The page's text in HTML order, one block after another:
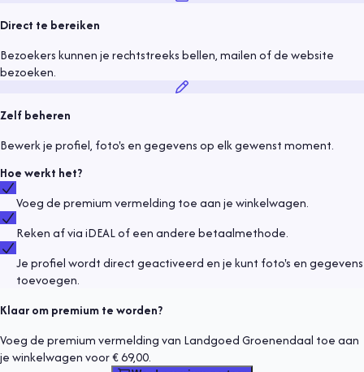
Direct te bereiken
Bezoekers kunnen je rechtstreeks bellen, mailen of de website
bezoeken.
Zelf beheren
Bewerk je profiel, foto's en gegevens op elk gewenst moment.
Hoe werkt het?
Voeg de premium vermelding toe aan je winkelwagen.
Reken af via iDEAL of een andere betaalmethode.
Je profiel wordt direct geactiveerd en je kunt foto's en gegevens
toevoegen.
Klaar om premium te worden?
Voeg de premium vermelding van Landgoed Groenendaal toe aan
je winkelwagen voor € 69,00.